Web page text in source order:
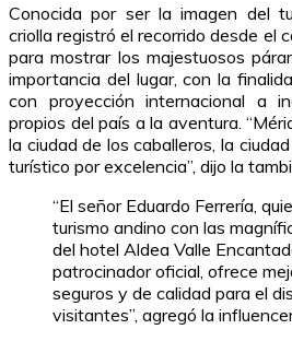
Conocida por ser la imagen del
criolla registró el recorrido desde el
para mostrar los majestuosos
importancia del lugar, con la
con proyección internacional a
propios del país a la aventura.
la ciudad de los caballeros, la
turístico por excelencia”, dijo la
“El señor Eduardo Ferrería,
turismo andino con las
del hotel Aldea Valle
patrocinador oficial, ofrece
seguros y de calidad para el
visitantes”, agregó la